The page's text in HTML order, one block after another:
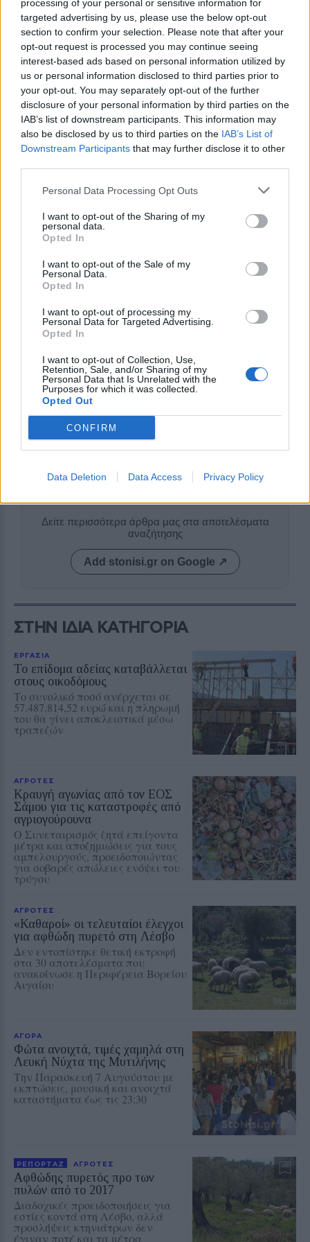
processing of your personal or sensitive information for
targeted advertising by us, please use the below opt-out
section to confirm your selection. Please note that after your
opt-out request is processed you may continue seeing
interest-based ads based on personal information utilized by
us or personal information disclosed to third parties prior to
your opt-out. You may separately opt-out of the further
disclosure of your personal information by third parties on the
IAB’s list of downstream participants. This information may
also be disclosed by us to third parties on the IAB’s List of
Downstream Participants that may further disclose it to other
Personal Data Processing Opt Outs
I want to opt-out of the Sharing of my
personal data.
Opted In
I want to opt-out of the Sale of my
Personal Data.
Opted In
I want to opt-out of processing my
Personal Data for Targeted Advertising.
Opted In
I want to opt-out of Collection, Use,
Retention, Sale, and/or Sharing of my
Personal Data that Is Unrelated with the
Purposes for which it was collected.
Opted Out
CONFIRM
Data Deletion Data Access Privacy Policy
ξαναφτιάξει. Αυτό πραγματικά μας
προβληματίζει. Μάλλον θα ζήσουμε καταστάσεις
όπου άνθρωποι δεν θα ξανασχοληθούν με την
κτηνοτροφία.
Σήμερα διάβασα ότι κατατέθηκε στη Βουλή το
νομοσχέδιο ώστε να μπορέσουν να αποζημιωθούν
τα γάλατα που οδηγήθηκαν σε καταστροφή.
Βέβαια ξέρουμε ότι το κράτος καθυστερεί αρκετά
και το έχουμε διαπιστώσει, τουλάχιστον στο
οικονομικό σκέλος.
Πρέπει όμως άμεσα να ενισχυθούμε στις
ζωοτροφές, γιατί τα κοπάδια είναι κλεισμένα, δεν
κτηνοτρόφος πληρώνει και βρίσκεται σε
απόγνωση».
Δείτε το βίντεο εδώ:
Δείτε περισσότερα άρθρα μας στα αποτελέσματα
αναζήτησης
Add stonisi.gr on Google ↗
ΣΤΗΝ ΙΔΙΑ ΚΑΤΗΓΟΡΙΑ
ΕΡΓΑΣΙΑ
Το επίδομα αδείας καταβάλλεται
στους οικοδόμους
Το συνολικό ποσό ανέρχεται σε
57.487.814,52 ευρώ και η πληρωμή
του θα γίνει αποκλειστικά μέσω
τραπεζών
ΑΓΡΟΤΕΣ
Κραυγή αγωνίας από τον ΕΟΣ
Σάμου για τις καταστροφές από
αγριογούρουνα
Ο Συνεταιρισμός ζητά επείγοντα
μέτρα και αποζημιώσεις για τους
αμπελουργούς, προειδοποιώντας
για σοβαρές απώλειες ενόψει του
τρύγου
ΑΓΡΟΤΕΣ
«Καθαροί» οι τελευταίοι έλεγχοι
για αφθώδη πυρετό στη Λέσβο
Δεν εντοπίστηκε θετική εκτροφή
στα 30 αποτελέσματα που
ανακοίνωσε η Περιφέρεια Βορείου
Αιγαίου
ΑΓΟΡΑ
Φώτα ανοιχτά, τιμές χαμηλά στη
Λευκή Νύχτα της Μυτιλήνης
Την Παρασκευή 7 Αυγούστου με
εκπτώσεις, μουσική και ανοιχτά
καταστήματα έως τις 23:30
ΡΕΠΟΡΤΑΖ ΑΓΡΟΤΕΣ
Αφθώδης πυρετός προ των
πυλών από το 2017
Διαδοχικές προειδοποιήσεις για
εστίες κοντά στη Λέσβο, αλλά
προσλήψεις κτηνιάτρων δεν
έγιναν ποτέ και τα μέτρα